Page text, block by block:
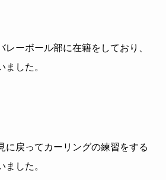
レーボール部に在籍をしており、
した。
に戻ってカーリングの練習をする
ました。